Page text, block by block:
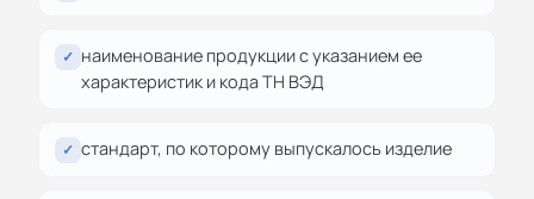
✓ наименование продукции с указанием ее
характеристик и кода ТН ВЭД
✓ стандарт, по которому выпускалось изделие